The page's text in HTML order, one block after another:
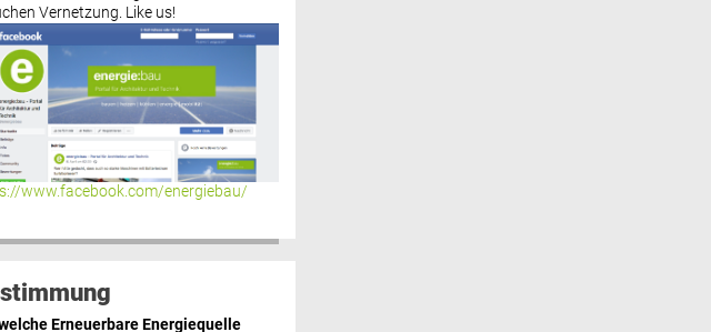
Vernetzung. Like us!
www.facebook.com/energiebau/
Erneuerbare Energiequelle